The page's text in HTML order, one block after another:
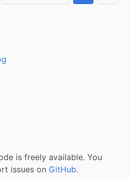
is freely available. You
issues on GitHub.